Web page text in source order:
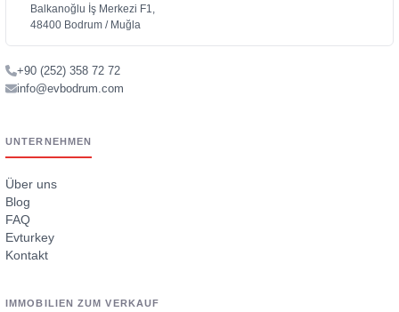
Balkanoğlu İş Merkezi F1,
48400 Bodrum / Muğla
+90 (252) 358 72 72
info@evbodrum.com
UNTERNEHMEN
Über uns
Blog
FAQ
Evturkey
Kontakt
IMMOBILIEN ZUM VERKAUF